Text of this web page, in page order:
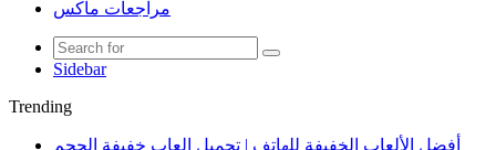
مراجعات ماكس
Sidebar
Trending
أفضل الألعاب الخفيفة للهاتف | تحميل العاب خفيفة الحجم